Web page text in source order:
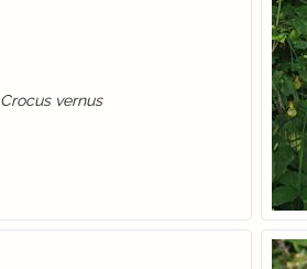
Crocus vernus